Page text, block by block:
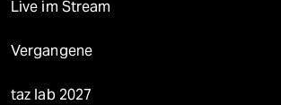
Live im Stream
Vergangene
taz lab 2027